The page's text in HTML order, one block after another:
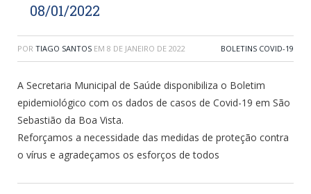
08/01/2022
POR TIAGO SANTOS EM 8 DE JANEIRO DE 2022 BOLETINS COVID-19
A Secretaria Municipal de Saúde disponibiliza o Boletim
epidemiológico com os dados de casos de Covid-19 em São
Sebastião da Boa Vista.
Reforçamos a necessidade das medidas de proteção contra
o vírus e agradeçamos os esforços de todos